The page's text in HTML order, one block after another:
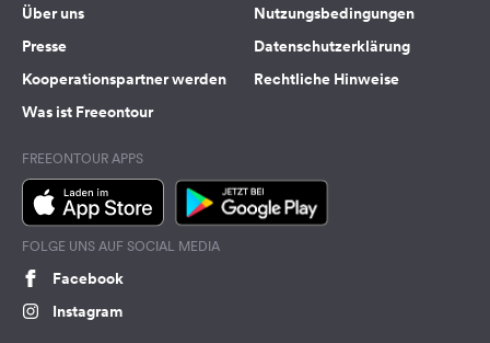
Über uns
Presse
Kooperationspartner werden
Was ist Freeontour
Nutzungsbedingungen
Datenschutzerklärung
Rechtliche Hinweise
FREEONTOUR APPS
FOLGE UNS AUF SOCIAL MEDIA
Facebook
Instagram